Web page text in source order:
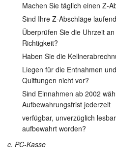
Machen Sie täglich einen Z-
Sind Ihre Z-Abschläge
Überprüfen Sie die Uhrzeit
Richtigkeit?
Haben Sie die
Liegen für die Entnahmen
Quittungen nicht vor?
Sind Einnahmen ab 2002
Aufbewahrungsfrist jederzeit
verfügbar, unverzüglich
aufbewahrt worden?
c. PC-Kasse